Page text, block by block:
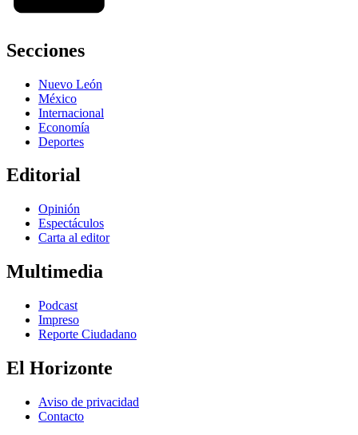
Secciones
Nuevo León
México
Internacional
Economía
Deportes
Editorial
Opinión
Espectáculos
Carta al editor
Multimedia
Podcast
Impreso
Reporte Ciudadano
El Horizonte
Aviso de privacidad
Contacto